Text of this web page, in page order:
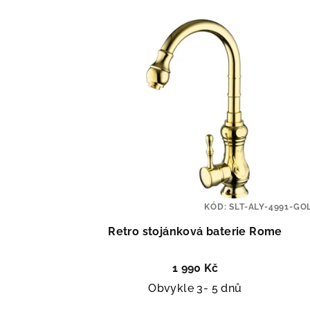
Retro stojánková baterie Rome
1 990 Kč
Obvykle 3- 5 dnů
KÓD:SLT-ALY-4991-